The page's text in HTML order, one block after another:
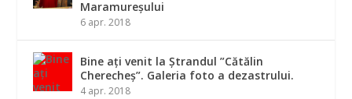
Maramureșului
6 apr. 2018
Bine ați venit la Ștrandul ”Cătălin
Cherecheș”. Galeria foto a dezastrului.
4 apr. 2018